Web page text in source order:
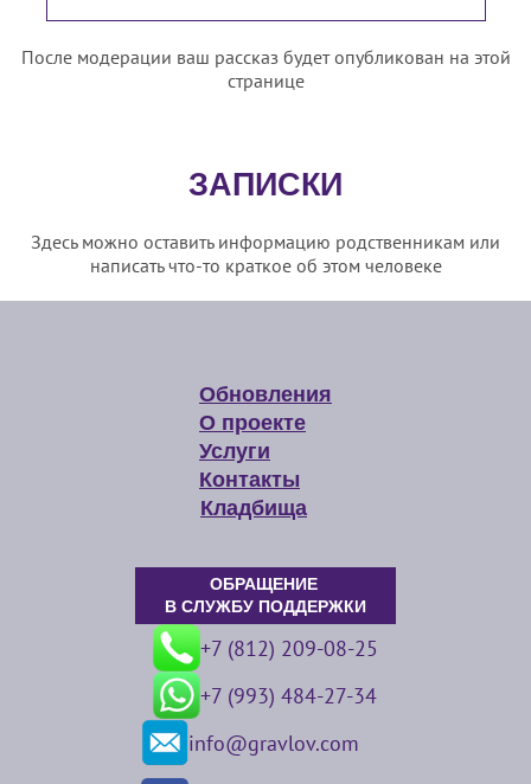
После модерации ваш рассказ будет опубликован на этой
странице
ЗАПИСКИ
Здесь можно оставить информацию родственникам или
написать что-то краткое об этом человеке
Обновления
О проекте
Услуги
Контакты
Кладбища
ОБРАЩЕНИЕ
В СЛУЖБУ ПОДДЕРЖКИ
+7 (812) 209-08-25
+7 (993) 484-27-34
info@gravlov.com